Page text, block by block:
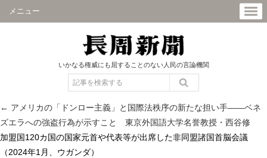
メニュー
いかなる権威にも屈することのない人民の言論機関
← アメリカの「ドンロー主義」と国際法秩序の新たな担い手――ベネ
ズエラへの強盗行為が示すこと 東京外国語大学名誉教授・西谷修
加盟国120カ国の国家元首や代表等が出席した非同盟諸国首脳会議
（2024年1月、ウガンダ）